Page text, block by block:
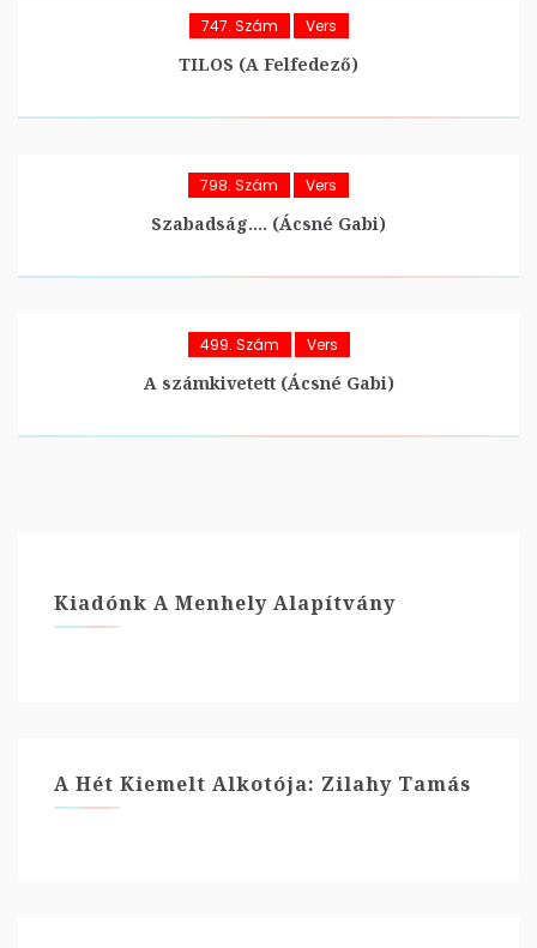
747. Szám Vers
TILOS (A Felfedező)
798. Szám Vers
Szabadság…. (Ácsné Gabi)
499. Szám Vers
A számkivetett (Ácsné Gabi)
Kiadónk A Menhely Alapítvány
A Hét Kiemelt Alkotója: Zilahy Tamás